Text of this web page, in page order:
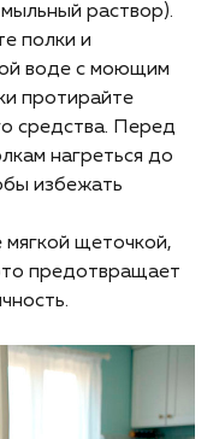
раствор).
полки и
воде с моющим
протирайте
средства. Перед
нагреться до
избежать
мягкой щеточкой,
предотвращает